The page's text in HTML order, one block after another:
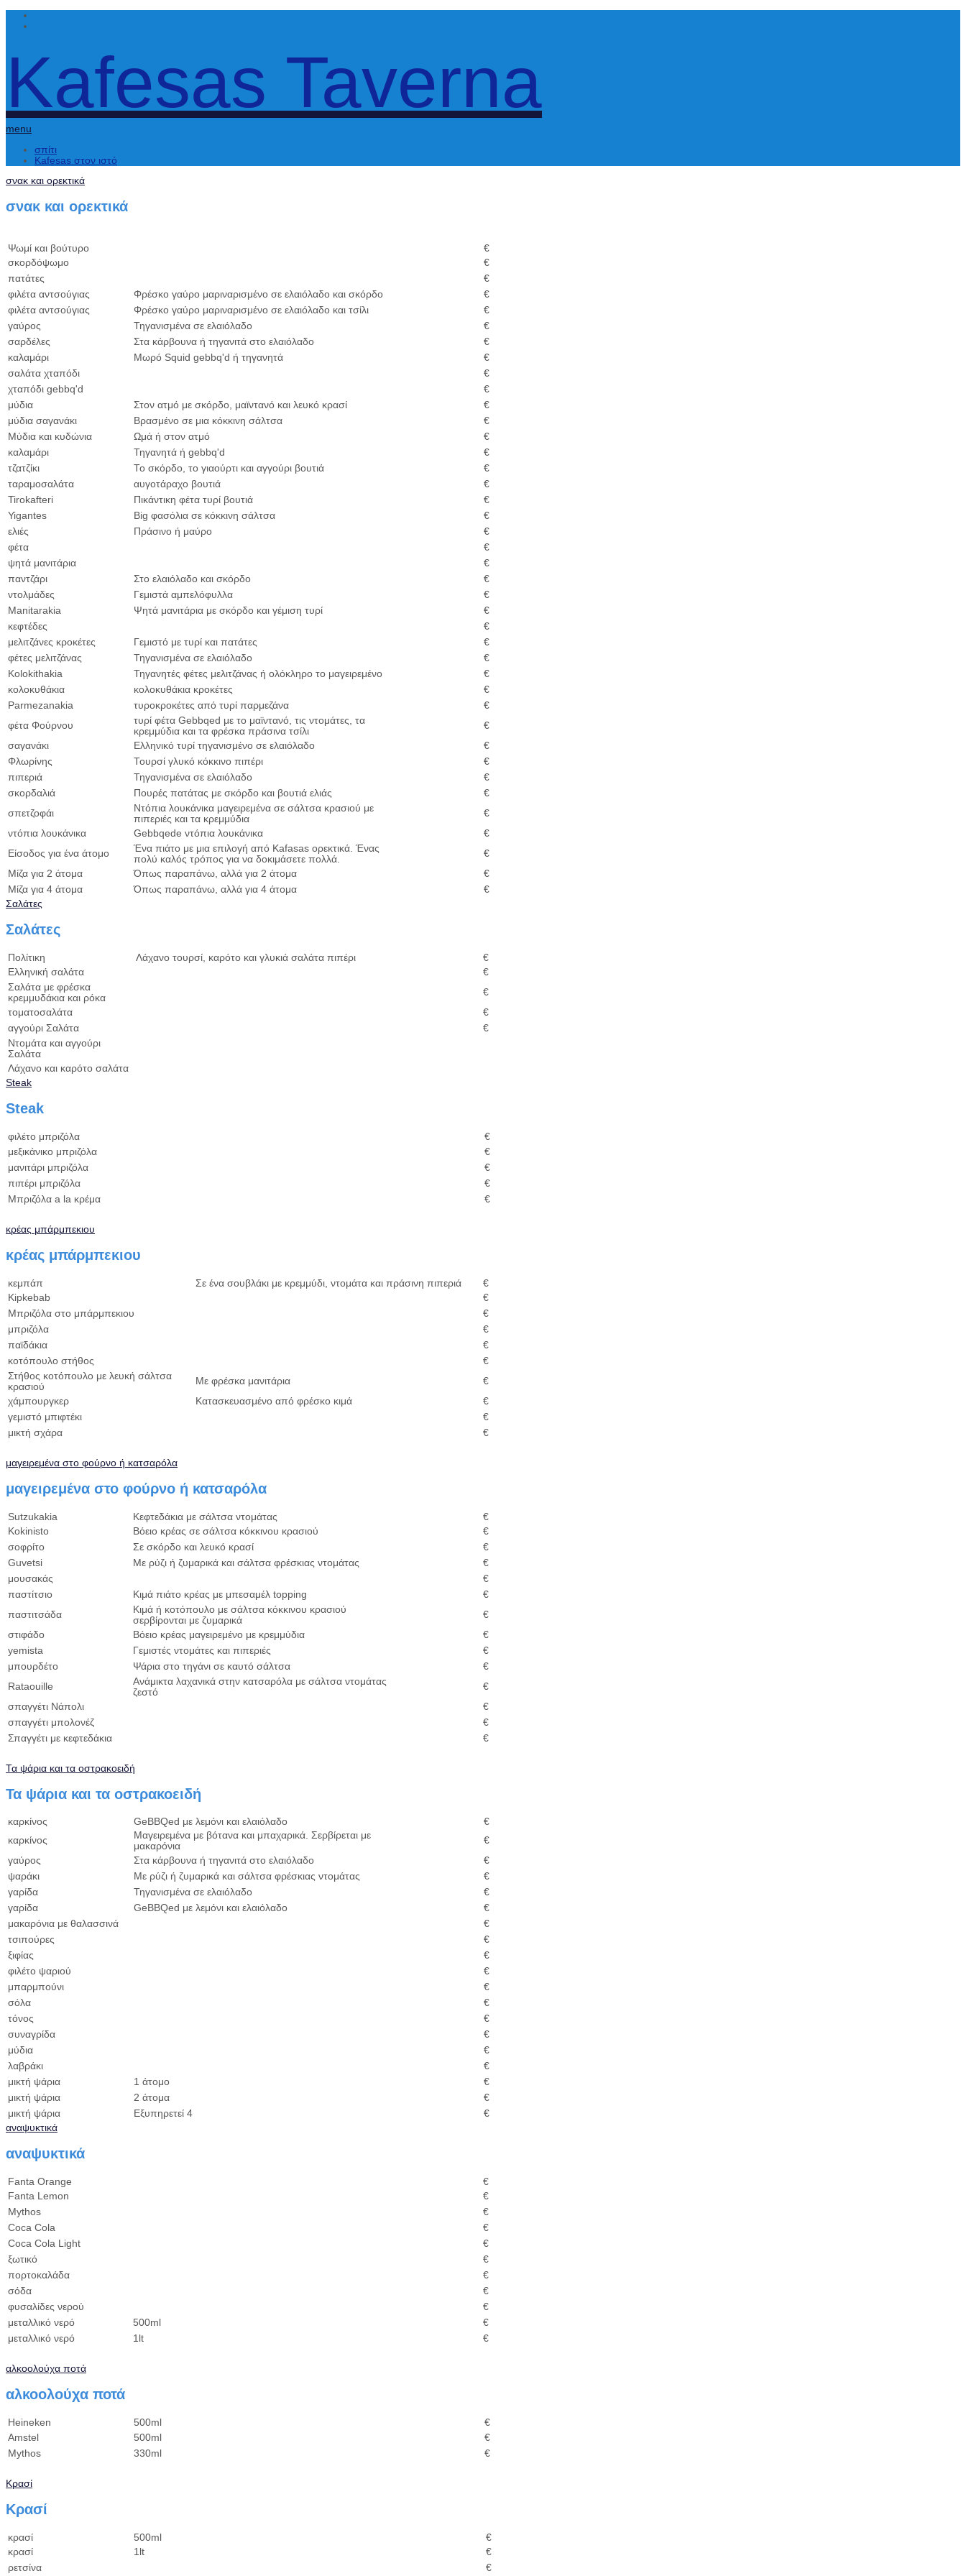
Kafesas Taverna
menu
σπίτι
Kafesas στον ιστό
σνακ και ορεκτικά
σνακ και ορεκτικά
Ψωμί και βούτυρο
€
σκορδόψωμο
€
πατάτες
€
φιλέτα αντσούγιας
Φρέσκο ​​γαύρο μαριναρισμένο σε ελαιόλαδο και σκόρδο
€
φιλέτα αντσούγιας
Φρέσκο ​​γαύρο μαριναρισμένο σε ελαιόλαδο και τσίλι
€
γαύρος
Τηγανισμένα σε ελαιόλαδο
€
σαρδέλες
Στα κάρβουνα ή τηγανιτά στο ελαιόλαδο
€
καλαμάρι
Μωρό Squid gebbq'd ή τηγανητά
€
σαλάτα χταπόδι
€
χταπόδι gebbq'd
€
μύδια
Στον ατμό με σκόρδο, μαϊντανό και λευκό κρασί
€
μύδια σαγανάκι
Βρασμένο σε μια κόκκινη σάλτσα
€
Μύδια και κυδώνια
Ωμά ή στον ατμό
€
καλαμάρι
Τηγανητά ή gebbq'd
€
τζατζίκι
Το σκόρδο, το γιαούρτι και αγγούρι βουτιά
€
ταραμοσαλάτα
αυγοτάραχο βουτιά
€
Tirokafteri
Πικάντικη φέτα τυρί βουτιά
€
Yigantes
Big φασόλια σε κόκκινη σάλτσα
€
ελιές
Πράσινο ή μαύρο
€
φέτα
€
ψητά μανιτάρια
€
παντζάρι
Στο ελαιόλαδο και σκόρδο
€
ντολμάδες
Γεμιστά αμπελόφυλλα
€
Manitarakia
Ψητά μανιτάρια με σκόρδο και γέμιση τυρί
€
κεφτέδες
€
μελιτζάνες κροκέτες
Γεμιστό με τυρί και πατάτες
€
φέτες μελιτζάνας
Τηγανισμένα σε ελαιόλαδο
€
Kolokithakia
Τηγανητές φέτες μελιτζάνας ή ολόκληρο το μαγειρεμένο
€
κολοκυθάκια
κολοκυθάκια κροκέτες
€
Parmezanakia
τυροκροκέτες από τυρί παρμεζάνα
€
φέτα Φούρνου
τυρί φέτα Gebbqed με το μαϊντανό, τις ντομάτες, τα
κρεμμύδια και τα φρέσκα πράσινα τσίλι
€
σαγανάκι
Ελληνικό τυρί τηγανισμένο σε ελαιόλαδο
€
Φλωρίνης
Τουρσί γλυκό κόκκινο πιπέρι
€
πιπεριά
Τηγανισμένα σε ελαιόλαδο
€
σκορδαλιά
Πουρές πατάτας με σκόρδο και βουτιά ελιάς
€
σπετζοφάι
Ντόπια λουκάνικα μαγειρεμένα σε σάλτσα κρασιού με
πιπεριές και τα κρεμμύδια
€
ντόπια λουκάνικα
Gebbqede ντόπια λουκάνικα
€
Είσοδος για ένα άτομο
Ένα πιάτο με μια επιλογή από Kafasas ορεκτικά. Ένας
πολύ καλός τρόπος για να δοκιμάσετε πολλά.
€
Μίζα για 2 άτομα
Όπως παραπάνω, αλλά για 2 άτομα
€
Μίζα για 4 άτομα
Όπως παραπάνω, αλλά για 4 άτομα
€
Σαλάτες
Σαλάτες
Πολίτικη Λάχανο τουρσί, καρότο και γλυκιά σαλάτα πιπέρι
€
Ελληνική σαλάτα
€
Σαλάτα με φρέσκα
κρεμμυδάκια και ρόκα
€
τοματοσαλάτα
€
αγγούρι Σαλάτα
€
Ντομάτα και αγγούρι
Σαλάτα
Λάχανο και καρότο σαλάτα
Steak
Steak
φιλέτο μπριζόλα
€
μεξικάνικο μπριζόλα
€
μανιτάρι μπριζόλα
€
πιπέρι μπριζόλα
€
Μπριζόλα a la κρέμα
€
κρέας μπάρμπεκιου
κρέας μπάρμπεκιου
κεμπάπ Σε ένα σουβλάκι με κρεμμύδι, ντομάτα και πράσινη πιπεριά
€
Kipkebab
€
Μπριζόλα στο μπάρμπεκιου
€
μπριζόλα
€
παϊδάκια
€
κοτόπουλο στήθος
€
Στήθος κοτόπουλο με λευκή σάλτσα
κρασιού
Με φρέσκα μανιτάρια
€
χάμπουργκερ
Κατασκευασμένο από φρέσκο ​​κιμά
€
γεμιστό μπιφτέκι
€
μικτή σχάρα
€
μαγειρεμένα στο φούρνο ή κατσαρόλα
μαγειρεμένα στο φούρνο ή κατσαρόλα
Sutzukakia Κεφτεδάκια με σάλτσα ντομάτας
€
Kokinisto
Βόειο κρέας σε σάλτσα κόκκινου κρασιού
€
σοφρίτο
Σε σκόρδο και λευκό κρασί
€
Guvetsi
Με ρύζι ή ζυμαρικά και σάλτσα φρέσκιας ντομάτας
€
μουσακάς
€
παστίτσιο
Κιμά πιάτο κρέας με μπεσαμέλ topping
€
παστιτσάδα
Κιμά ή κοτόπουλο με σάλτσα κόκκινου κρασιού
σερβίρονται με ζυμαρικά
€
στιφάδο
Βόειο κρέας μαγειρεμένο με κρεμμύδια
€
yemista
Γεμιστές ντομάτες και πιπεριές
€
μπουρδέτο
Ψάρια στο τηγάνι σε καυτό σάλτσα
€
Rataouille
Ανάμικτα λαχανικά στην κατσαρόλα με σάλτσα ντομάτας
ζεστό
€
σπαγγέτι Νάπολι
€
σπαγγέτι μπολονέζ
€
Σπαγγέτι με κεφτεδάκια
€
Τα ψάρια και τα οστρακοειδή
Τα ψάρια και τα οστρακοειδή
καρκίνος GeBBQed με λεμόνι και ελαιόλαδο
€
καρκίνος
Μαγειρεμένα με βότανα και μπαχαρικά. Σερβίρεται με
μακαρόνια
€
γαύρος
Στα κάρβουνα ή τηγανιτά στο ελαιόλαδο
€
ψαράκι
Με ρύζι ή ζυμαρικά και σάλτσα φρέσκιας ντομάτας
€
γαρίδα
Τηγανισμένα σε ελαιόλαδο
€
γαρίδα
GeBBQed με λεμόνι και ελαιόλαδο
€
μακαρόνια με θαλασσινά
€
τσιπούρες
€
ξιφίας
€
φιλέτο ψαριού
€
μπαρμπούνι
€
σόλα
€
τόνος
€
συναγρίδα
€
μύδια
€
λαβράκι
€
μικτή ψάρια
1 άτομο
€
μικτή ψάρια
2 άτομα
€
μικτή ψάρια
Εξυπηρετεί 4
€
αναψυκτικά
αναψυκτικά
Fanta Orange
€
Fanta Lemon
€
Mythos
€
Coca Cola
€
Coca Cola Light
€
ξωτικό
€
πορτοκαλάδα
€
σόδα
€
φυσαλίδες νερού
€
μεταλλικό νερό
500ml
€
μεταλλικό νερό
1lt €
αλκοολούχα ποτά
αλκοολούχα ποτά
Heineken 500ml
€
Amstel
500ml
€
Mythos
330ml €
Κρασί
Κρασί
κρασί 500ml
€
κρασί
1lt
€
ρετσίνα
€